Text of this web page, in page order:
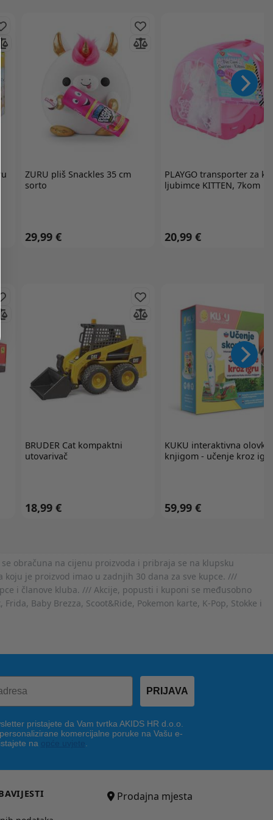
ZURU pliš Snackles 35 cm
sorto
29,99 €
PLAYGO transporter za
ljubimce KITTEN, 7kom
20,99 €
BRUDERCat kompaktni
utovarivač
18,99 €
KUKU interaktivna olovka
knjigom - učenje kroz
59,99 €
obračuna na cijenu proizvoda i pribraja se na klupsku
koju je proizvod imao u zadnjih 30 dana za sve kupce. ///
i članove kluba. /// Akcije, popusti i kuponi se međusobno
Baby Brezza, Scoot&Ride, Pokemon karte, K-Pop, Stokke i
PRIJAVA
pristajete da Vam tvrtka AKIDS HR d.o.o.
komercijalne poruke na Vašu e-
na
.
Prodajna mjesta